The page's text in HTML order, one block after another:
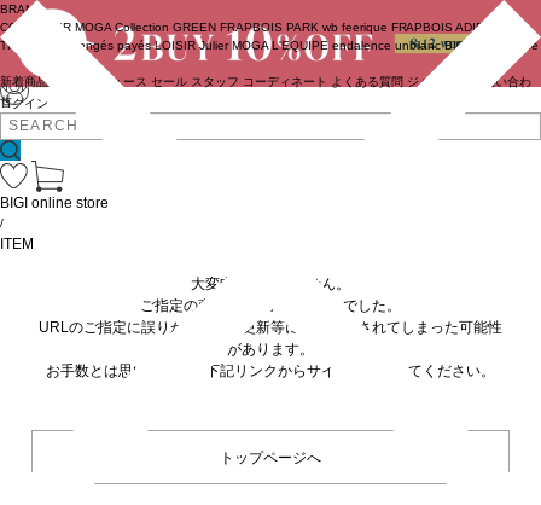
ログイン
BRAND
COUTURIER MOGA Collection GREEN FRAPBOIS PARK wb feerique FRAPBOIS ADIEU
TRISTESSE
congés payés LOISIR Julier MOGA L'EQUIPE endalence unbilanc BIGI online store
新着商品 ニュース セール スタッフ コーディネート よくある質問 ジャーナル
お問い合わ
せ
BIGI online store
/
ITEM
大変申し訳ありません。
ご指定の商品が見つかりませんでした。
URLのご指定に誤りがあるか、更新等に伴い削除されてしまった可能性
があります。
お手数とは思いますが、下記リンクからサイトへ移動してください。
トップページへ